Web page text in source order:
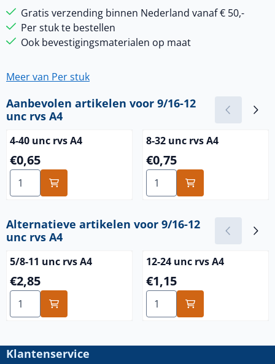
Gratis verzending binnen Nederland vanaf € 50,-
Per stuk te bestellen
Ook bevestigingsmaterialen op maat
Meer van Per stuk
Aanbevolen artikelen voor 9/16-12
unc rvs A4
4-40 unc rvs A4
Prijs: 0,65
€0,65
Aantal kiezen voor 4-40 unc rvs A4
8-32 unc rvs A4
Prijs: 0,75
€0,75
Aantal kiezen voor 8-32 unc
Alternatieve artikelen voor 9/16-12
unc rvs A4
5/8-11 unc rvs A4
Prijs: 2,85
€2,85
Aantal kiezen voor 5/8-11 unc rvs A4
12-24 unc rvs A4
Prijs: 1,15
€1,15
Aantal kiezen voor 12-24
Klantenservice